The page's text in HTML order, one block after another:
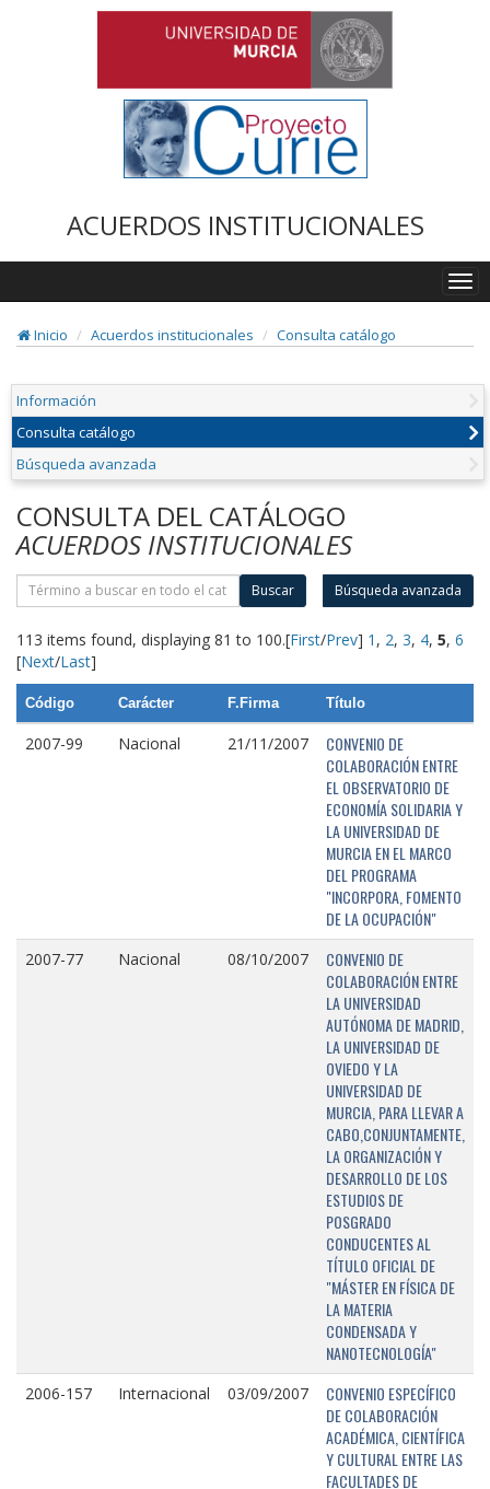
ACUERDOS INSTITUCIONALES
Inicio
Acuerdos institucionales Consulta catálogo
Información
Consulta catálogo
Búsqueda avanzada
CONSULTA DEL CATÁLOGO
ACUERDOS INSTITUCIONALES
Buscar Búsqueda avanzada
113 items found, displaying 81 to 100.[First/Prev] 1 , 2, 3, 4, 5, 6
[Next/Last]
Código Carácter F.Firma Título
2007-99 Nacional 21/11/2007
CONVENIO DE
COLABORACIÓN ENTRE
EL OBSERVATORIO DE
ECONOMÍA SOLIDARIA Y
LA UNIVERSIDAD DE
MURCIA EN EL MARCO
DEL PROGRAMA
"INCORPORA, FOMENTO
DE LA OCUPACIÓN"
2007-77 Nacional 08/10/2007
CONVENIO DE
COLABORACIÓN ENTRE
LA UNIVERSIDAD
AUTÓNOMA DE MADRID,
LA UNIVERSIDAD DE
OVIEDO Y LA
UNIVERSIDAD DE
MURCIA, PARA LLEVAR A
CABO,CONJUNTAMENTE,
LA ORGANIZACIÓN Y
DESARROLLO DE LOS
ESTUDIOS DE
POSGRADO
CONDUCENTES AL
TÍTULO OFICIAL DE
"MÁSTER EN FÍSICA DE
LA MATERIA
CONDENSADA Y
NANOTECNOLOGÍA"
2006-157 Internacional 03/09/2007
CONVENIO ESPECÍFICO
DE COLABORACIÓN
ACADÉMICA, CIENTÍFICA
Y CULTURAL ENTRE LAS
FACULTADES DE